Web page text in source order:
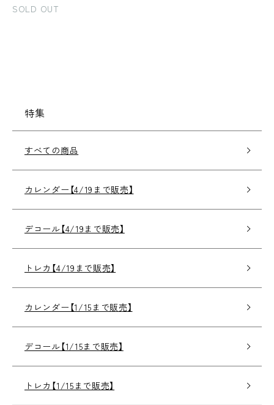
SOLD OUT
特集
すべての商品
カレンダー【4/19まで販売】
デコール【4/19まで販売】
トレカ【4/19まで販売】
カレンダー【1/15まで販売】
デコール【1/15まで販売】
トレカ【1/15まで販売】